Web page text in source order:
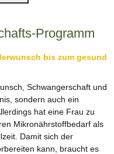
Programm
bis zum gesund
Schwangerschaft und
sondern auch ein
hat eine Frau zu
Mikronährstoffbedarf als
Damit sich der
kann, braucht es